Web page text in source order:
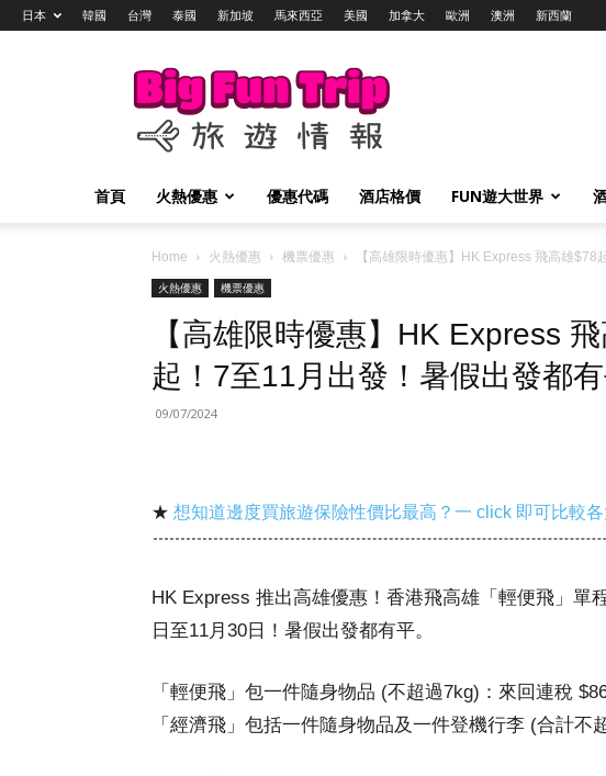
日本 韓國 台灣 泰國 新加坡 馬來西亞 美國 加拿大 歐洲 澳洲 新西蘭
Big
Trip
旅
情
報
首頁 火熱優惠 優惠代碼 酒店格價 FUN遊大世界
Home 火熱優惠 機票優惠
【高雄限時優惠】HK Express 飛高雄
火熱優惠
機票優惠
【高雄限時優惠】HK Express
起！7至11月出發！暑假出發都
09/07/2024
★ 想知道邊度買旅遊保險性價比最高？一 click 即可比較各
HK Express 推出高雄優惠！香港飛高雄「輕便飛」單
日至11月30日！暑假出發都有平。
「輕便飛」包一件隨身物品 (不超過7kg)：來回連稅
「經濟飛」包括一件隨身物品及一件登機行李 (合計不